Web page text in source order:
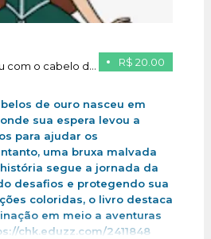
R$ 20.00
A menina que nasceu com o cabelo de ouro
de ouro nasceu em
sua espera levou a
para ajudar os
uma bruxa malvada
segue a jornada da
desafios e protegendo sua
coloridas, o livro destaca
em meio a aventuras
chk.eduzz.com/2411848